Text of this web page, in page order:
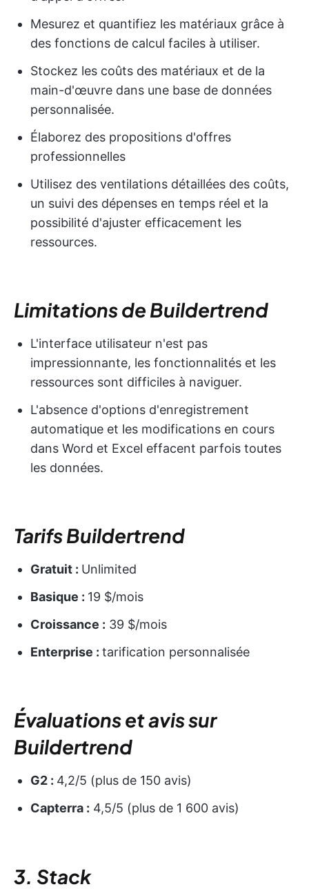
Mesurez et quantifiez les matériaux grâce à
des fonctions de calcul faciles à utiliser.
Stockez les coûts des matériaux et de la
main-d'œuvre dans une base de données
personnalisée.
Élaborez des propositions d'offres
professionnelles
Utilisez des ventilations détaillées des coûts,
un suivi des dépenses en temps réel et la
possibilité d'ajuster efficacement les
ressources.
Limitations de Buildertrend
L'interface utilisateur n'est pas
impressionnante, les fonctionnalités et les
ressources sont difficiles à naviguer.
L'absence d'options d'enregistrement
automatique et les modifications en cours
dans Word et Excel effacent parfois toutes
les données.
Tarifs Buildertrend
Gratuit : Unlimited
Basique : 19 $/mois
Croissance : 39 $/mois
Enterprise : tarification personnalisée
Évaluations et avis sur
Buildertrend
G2 : 4,2/5 (plus de 150 avis)
Capterra : 4,5/5 (plus de 1 600 avis)
3. Stack